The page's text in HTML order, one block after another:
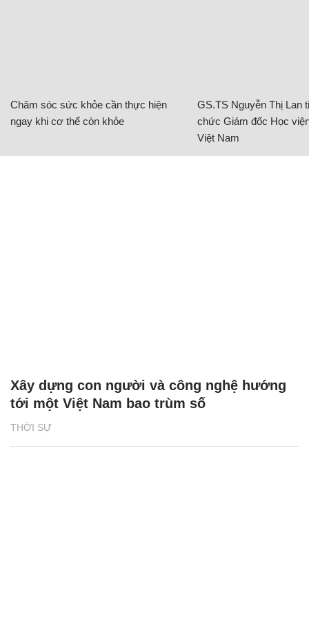
Chăm sóc sức khỏe cần thực hiện
ngay khi cơ thể còn khỏe
GS.TS Nguyễn Thị Lan
chức Giám đốc Học
Việt Nam
THỜI SỰ
Xây dựng con người và công nghệ hướng
tới một Việt Nam bao trùm số